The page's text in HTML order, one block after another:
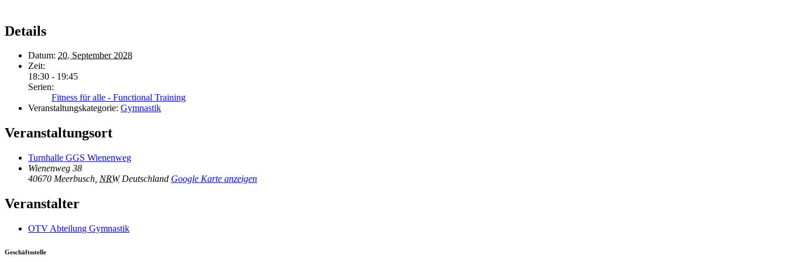
Details
Datum: 20. September 2028
Zeit:
18:30 - 19:45
Serien:
Fitness für alle - Functional Training
Veranstaltungskategorie: Gymnastik
Veranstaltungsort
Turnhalle GGS Wienenweg
Wienenweg 38
40670 Meerbusch NRW Deutschland Google Karte anzeigen
Veranstalter
OTV Abteilung Gymnastik
Geschäftsstelle